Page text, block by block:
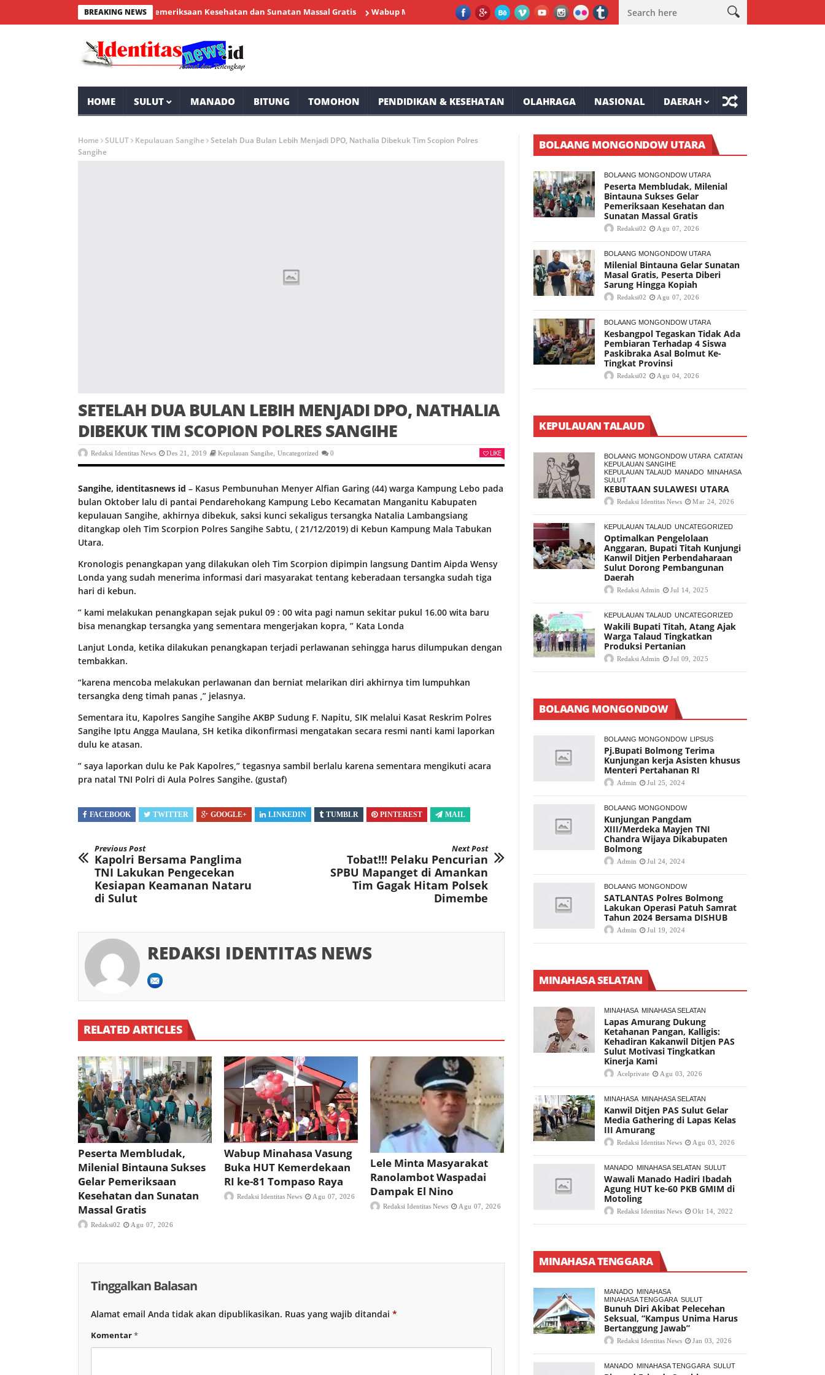
BREAKING NEWS
Bintauna Sukses Gelar Pemeriksaan Kesehatan dan Sunatan Massal Gratis Wabup Minahasa Vasung Buka HUT Kemerdekaan RI ke-81 Tompaso Raya Lele Minta Masyarakat Ranolambot
HOME SULUT MANADO BITUNG TOMOHON PENDIDIKAN & KESEHATAN OLAHRAGA NASIONAL DAERAH
Home SULUT Kepulauan Sangihe Setelah Dua Bulan Lebih Menjadi DPO, Nathalia Dibekuk Tim Scopion Polres
Sangihe
SETELAH DUA BULAN LEBIH MENJADI DPO, NATHALIA
DIBEKUK TIM SCOPION POLRES SANGIHE
Redaksi Identitas News Des 21, 2019 Kepulauan Sangihe Uncategorized 0 LIKE
Sangihe, identitasnews id – Kasus Pembunuhan Menyer Alfian Garing (44) warga Kampung Lebo pada
bulan Oktober lalu di pantai Pendarehokang Kampung Lebo Kecamatan Manganitu Kabupaten
kepulauan Sangihe, akhirnya dibekuk, saksi kunci sekaligus tersangka Natalia Lambangsiang
ditangkap oleh Tim Scorpion Polres Sangihe Sabtu, ( 21/12/2019) di Kebun Kampung Mala Tabukan
Utara.
Kronologis penangkapan yang dilakukan oleh Tim Scorpion dipimpin langsung Dantim Aipda Wensy
Londa yang sudah menerima informasi dari masyarakat tentang keberadaan tersangka sudah tiga
hari di kebun.
” kami melakukan penangkapan sejak pukul 09 : 00 wita pagi namun sekitar pukul 16.00 wita baru
bisa menangkap tersangka yang sementara mengerjakan kopra, ” Kata Londa
Lanjut Londa, ketika dilakukan penangkapan terjadi perlawanan sehingga harus dilumpukan dengan
tembakkan.
“karena mencoba melakukan perlawanan dan berniat melarikan diri akhirnya tim lumpuhkan
tersangka deng timah panas ,” jelasnya.
Sementara itu, Kapolres Sangihe Sangihe AKBP Sudung F. Napitu, SIK melalui Kasat Reskrim Polres
Sangihe Iptu Angga Maulana, SH ketika dikonfirmasi mengatakan secara resmi nanti kami laporkan
dulu ke atasan.
” saya laporkan dulu ke Pak Kapolres,” tegasnya sambil berlalu karena sementara mengikuti acara
pra natal TNI Polri di Aula Polres Sangihe. (gustaf)
FACEBOOK TWITTER GOOGLE+ LINKEDIN TUMBLR PINTEREST MAIL
Previous Post
Kapolri Bersama Panglima
TNI Lakukan Pengecekan
Kesiapan Keamanan Nataru
di Sulut
Next Post
Tobat!!! Pelaku Pencurian
SPBU Mapanget di Amankan
Tim Gagak Hitam Polsek
Dimembe
REDAKSI IDENTITAS NEWS
RELATED ARTICLES
Peserta Membludak,
Milenial Bintauna Sukses
Gelar Pemeriksaan
Kesehatan dan Sunatan
Massal Gratis
Redaksi02 Agu 07, 2026
Wabup Minahasa Vasung
Buka HUT Kemerdekaan
RI ke-81 Tompaso Raya
Redaksi Identitas News Agu 07, 2026
Lele Minta Masyarakat
Ranolambot Waspadai
Dampak El Nino
Redaksi Identitas News Agu 07, 2026
Tinggalkan Balasan
Alamat email Anda tidak akan dipublikasikan. Ruas yang wajib ditandai *
Komentar*
BOLAANG MONGONDOW UTARA
BOLAANG MONGONDOW UTARA
Peserta Membludak, Milenial
Bintauna Sukses Gelar
Pemeriksaan Kesehatan dan
Sunatan Massal Gratis
Redaksi02 Agu 07, 2026
BOLAANG MONGONDOW UTARA
Milenial Bintauna Gelar Sunatan
Masal Gratis, Peserta Diberi
Sarung Hingga Kopiah
Redaksi02 Agu 07, 2026
BOLAANG MONGONDOW UTARA
Kesbangpol Tegaskan Tidak Ada
Pembiaran Terhadap 4 Siswa
Paskibraka Asal Bolmut Ke-
Tingkat Provinsi
Redaksi02 Agu 04, 2026
KEPULAUAN TALAUD
BOLAANG MONGONDOW UTARA CATATAN
KEPULAUAN SANGIHE
KEPULAUAN TALAUD MANADO MINAHASA
SULUT
KEBUTAAN SULAWESI UTARA
Redaksi Identitas News Mar 24, 2026
KEPULAUAN TALAUD UNCATEGORIZED
Optimalkan Pengelolaan
Anggaran, Bupati Titah Kunjungi
Kanwil Ditjen Perbendaharaan
Sulut Dorong Pembangunan
Daerah
Redaksi Admin Jul 14, 2025
KEPULAUAN TALAUD UNCATEGORIZED
Wakili Bupati Titah, Atang Ajak
Warga Talaud Tingkatkan
Produksi Pertanian
Redaksi Admin Jul 09, 2025
BOLAANG MONGONDOW
BOLAANG MONGONDOW LIPSUS
Pj.Bupati Bolmong Terima
Kunjungan kerja Asisten khusus
Menteri Pertahanan RI
Admin Jul 25, 2024
BOLAANG MONGONDOW
Kunjungan Pangdam
XIII/Merdeka Mayjen TNI
Chandra Wijaya Dikabupaten
Bolmong
Admin Jul 24, 2024
BOLAANG MONGONDOW
SATLANTAS Polres Bolmong
Lakukan Operasi Patuh Samrat
Tahun 2024 Bersama DISHUB
Admin Jul 19, 2024
MINAHASA SELATAN
MINAHASA MINAHASA SELATAN
Lapas Amurang Dukung
Ketahanan Pangan, Kalligis:
Kehadiran Kakanwil Ditjen PAS
Sulut Motivasi Tingkatkan
Kinerja Kami
Acelprivate Agu 03, 2026
MINAHASA MINAHASA SELATAN
Kanwil Ditjen PAS Sulut Gelar
Media Gathering di Lapas Kelas
III Amurang
Redaksi Identitas News Agu 03, 2026
MANADO MINAHASA SELATAN SULUT
Wawali Manado Hadiri Ibadah
Agung HUT ke-60 PKB GMIM di
Motoling
Redaksi Identitas News Okt 14, 2022
MINAHASA TENGGARA
MANADO MINAHASA
MINAHASA TENGGARA SULUT
Bunuh Diri Akibat Pelecehan
Seksual, “Kampus Unima Harus
Bertanggung Jawab”
Redaksi Identitas News Jan 03, 2026
MANADO MINAHASA TENGGARA SULUT